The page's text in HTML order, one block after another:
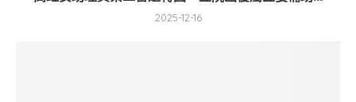
2025-12-16